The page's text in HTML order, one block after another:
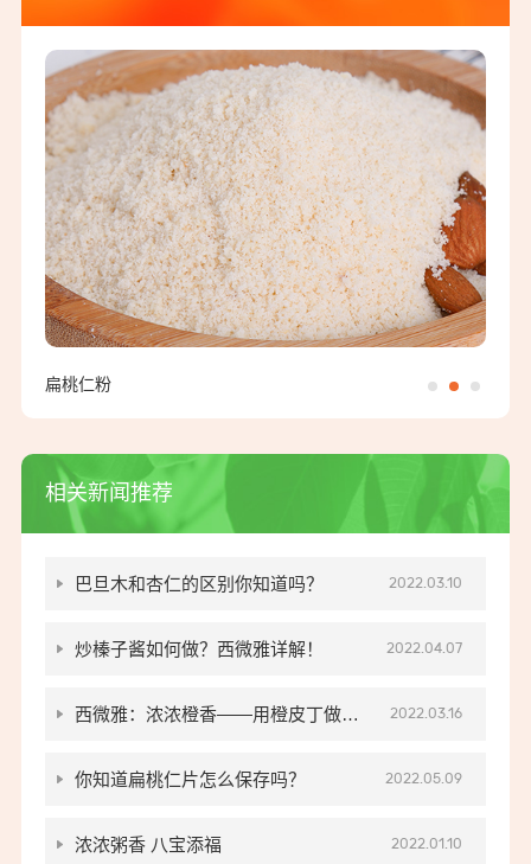
扁桃仁粉
相关新闻推荐
巴旦木和杏仁的区别你知道吗？ 2022.03.10
炒榛子酱如何做？西微雅详解！ 2022.04.07
西微雅：浓浓橙香——用橙皮丁做的
软欧包
2022.03.16
你知道扁桃仁片怎么保存吗？ 2022.05.09
浓浓粥香 八宝添福 2022.01.10